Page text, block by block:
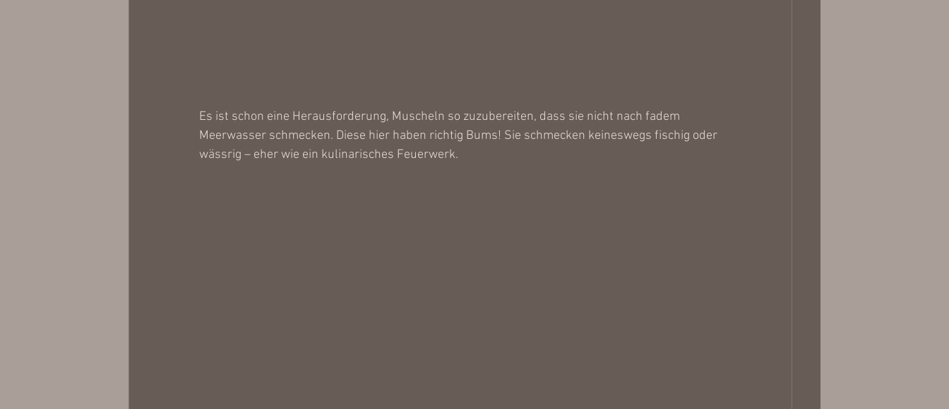
Es ist schon eine Herausforderung, Muscheln so zuzubereiten, dass sie nicht nach fadem
Meerwasser schmecken. Diese hier haben richtig Bums! Sie schmecken keineswegs fischig oder
wässrig – eher wie ein kulinarisches Feuerwerk.